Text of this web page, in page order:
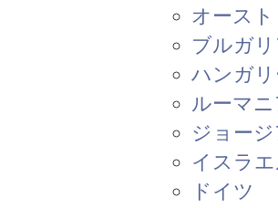
オース
ブルガ
ハンガ
ルーマ
ジョー
イスラ
ドイツ